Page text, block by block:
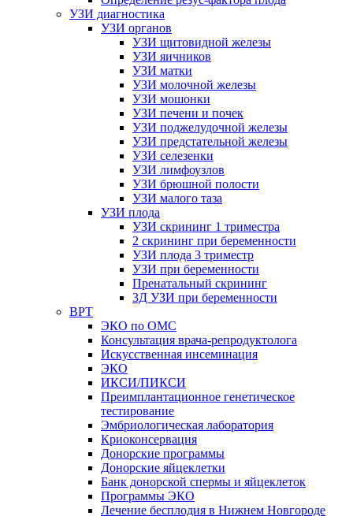
УЗИ диагностика
УЗИ органов
УЗИ щитовидной железы
УЗИ яичников
УЗИ матки
УЗИ молочной железы
УЗИ мошонки
УЗИ печени и почек
УЗИ поджелудочной железы
УЗИ предстательной железы
УЗИ селезенки
УЗИ лимфоузлов
УЗИ брюшной полости
УЗИ малого таза
УЗИ плода
УЗИ скрининг 1 триместра
2 скрининг при беременности
УЗИ плода 3 триместр
УЗИ при беременности
Пренатальный скрининг
3Д УЗИ при беременности
ВРТ
ЭКО по ОМС
Консультация врача-репродуктолога
Искусственная инсеминация
ЭКО
ИКСИ/ПИКСИ
Преимплантационное генетическое
тестирование
Эмбриологическая лаборатория
Криоконсервация
Донорские программы
Донорские яйцеклетки
Банк донорской спермы и яйцеклеток
Программы ЭКО
Лечение бесплодия в Нижнем Новгороде